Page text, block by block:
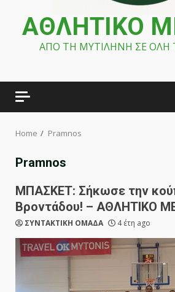
ΑΘΛΗΤΙΚΟ
ΑΠΟ ΤΗ ΜΥΤΙΛΗΝΗ ΣΕ ΟΛΗ
Home Pramnos
Pramnos
ΜΠΑΣΚΕΤ: Σήκωσε την
Βροντάδου! – ΑΘΛΗΤΙΚΟ
ΣΥΝΤΑΚΤΙΚΗ ΟΜΑΔΑ 4 έτη ago